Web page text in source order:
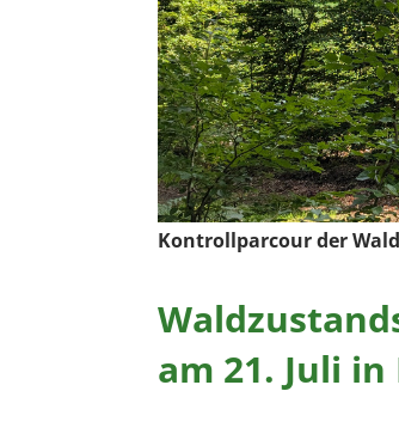
Kontrollparcour der
am 21. Juli
ausgewählten Einverständnis-
Optionen des Benutzers
EXTERNE MEDIEN
diesen externen Medien Cookies
YouTube